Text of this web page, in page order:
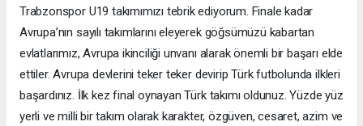
Trabzonspor U19 takımımızı tebrik ediyorum. Finale kadar
Avrupa’nın sayılı takımlarını eleyerek göğsümüzü kabartan
evlatlarımız, Avrupa ikinciliği unvanı alarak önemli bir başarı elde
ettiler. Avrupa devlerini teker teker devirip Türk futbolunda ilkleri
başardınız. İlk kez final oynayan Türk takımı oldunuz. Yüzde yüz
yerli ve milli bir takım olarak karakter, özgüven, cesaret, azim ve